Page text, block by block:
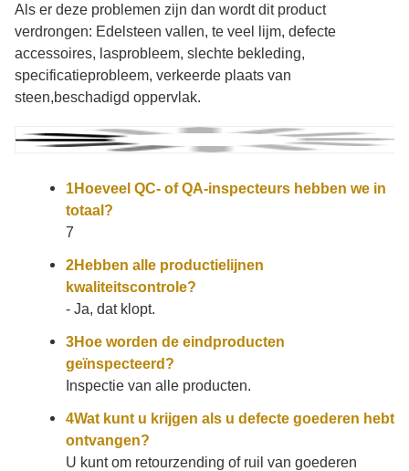
Als er deze problemen zijn dan wordt dit product
verdrongen: Edelsteen vallen, te veel lijm, defecte
accessoires, lasprobleem, slechte bekleding,
specificatieprobleem, verkeerde plaats van
steen,beschadigd oppervlak.
1Hoeveel QC- of QA-inspecteurs hebben we in
totaal?
7
2Hebben alle productielijnen
kwaliteitscontrole?
- Ja, dat klopt.
3Hoe worden de eindproducten
geïnspecteerd?
Inspectie van alle producten.
4Wat kunt u krijgen als u defecte goederen hebt
ontvangen?
U kunt om retourzending of ruil van goederen